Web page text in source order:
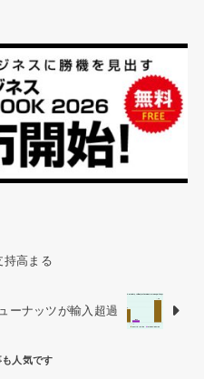
持高まる
ーナッツが輸入超過